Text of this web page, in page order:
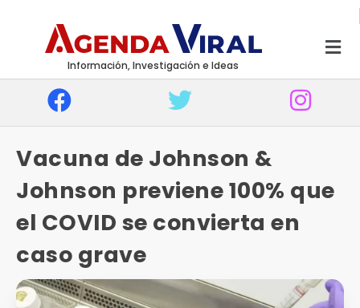
Información, Investigación e Ideas
Vacuna de Johnson &
Johnson previene 100% que
el COVID se convierta en
caso grave